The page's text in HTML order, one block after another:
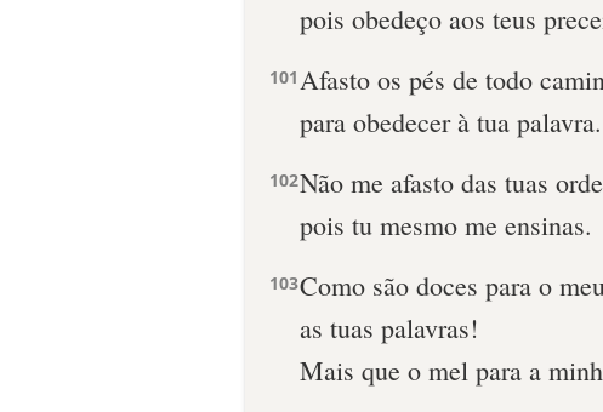
pois obedeço aos teus
101Afasto os pés de todo
para obedecer à tua palavra.
102Não me afasto das tuas
pois tu mesmo me ensinas.
103Como são doces para o
as tuas palavras!
Mais que o mel para a